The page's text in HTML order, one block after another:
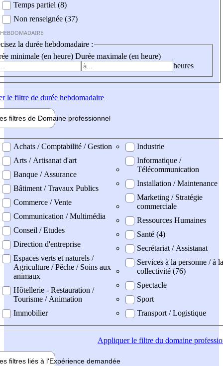
Temps partiel (8)
Non renseignée (37)
la durée hebdomadaire :
minimale (en heure) Durée maximale (en heure)
heures
le filtre de durée hebdomadaire
filtres de Domaine professionnel
professionel
Achats / Comptabilité / Gestion
Arts / Artisanat d'art
Banque / Assurance
Bâtiment / Travaux Publics
Commerce / Vente
Communication / Multimédia
Conseil / Etudes
Direction d'entreprise
Espaces verts et naturels /
Agriculture / Pêche / Soins aux
animaux
Hôtellerie - Restauration /
Tourisme / Animation
Immobilier
Industrie
Informatique /
Télécommunication
Installation / Maintenance
Marketing / Stratégie
commerciale
Ressources Humaines
Santé (4)
Secrétariat / Assistanat
Services à la personne / à la
collectivité (76)
Spectacle
Sport
Transport / Logistique
Appliquerle filtre du domaine
filtres liés à l'Expérience demandée